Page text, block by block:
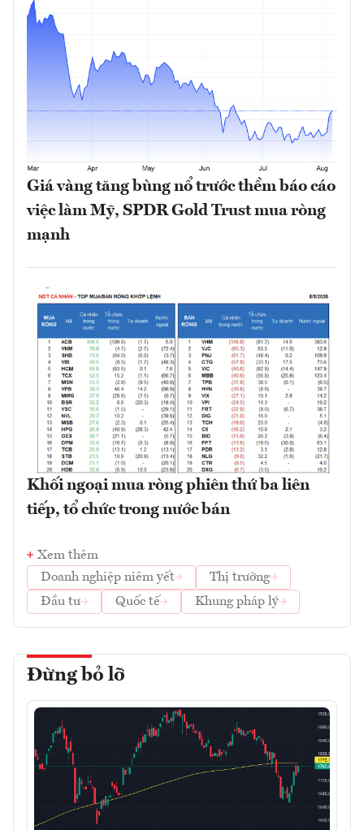
Giá vàng tăng bùng nổ trước thềm báo cáo
việc làm Mỹ, SPDR Gold Trust mua ròng
mạnh
Khối ngoại mua ròng phiên thứ ba liên
tiếp, tổ chức trong nước bán
Xem thêm
Doanh nghiệp niêm yết
Thị trường
Đầu tư
Quốc tế Khung pháp lý
Đừng bỏ lỡ